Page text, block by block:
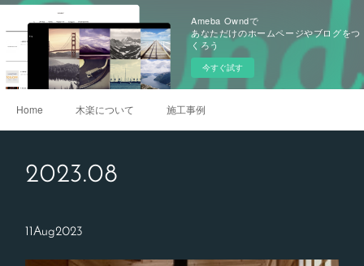
Ameba Owndで
あなただけのホームページやブログをつ
くろう
今すぐ試す
Home 木楽について 施工事例
2023.08
11Aug2023